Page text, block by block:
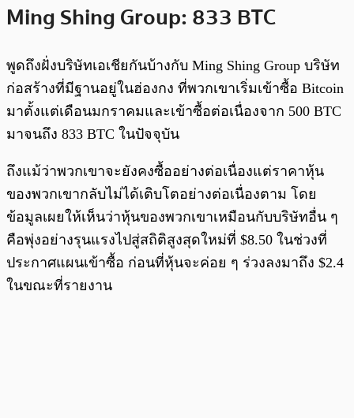
Ming Shing Group: 833 BTC
พูดถึงฝั่งบริษัทเอเชียกันบ้างกับ Ming Shing Group บริษัท
ก่อสร้างที่มีฐานอยู่ในฮ่องกง ที่พวกเขาเริ่มเข้าซื้อ Bitcoin
มาตั้งแต่เดือนมกราคมและเข้าซื้อต่อเนื่องจาก 500 BTC
มาจนถึง 833 BTC ในปัจจุบัน
ถึงแม้ว่าพวกเขาจะยังคงซื้ออย่างต่อเนื่องแต่ราคาหุ้น
ของพวกเขากลับไม่ได้เติบโตอย่างต่อเนื่องตาม โดย
ข้อมูลเผยให้เห็นว่าหุ้นของพวกเขาเหมือนกับบริษัทอื่น ๆ
คือพุ่งอย่างรุนแรงไปสู่สถิติสูงสุดใหม่ที่ $8.50 ในช่วงที่
ประกาศแผนเข้าซื้อ ก่อนที่หุ้นจะค่อย ๆ ร่วงลงมาถึง $2.4
ในขณะที่รายงาน